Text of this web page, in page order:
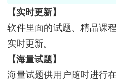
【实时更新】
软件里面的试题、精品课
实时更新。
【海量试题】
海量试题供用户随时进行